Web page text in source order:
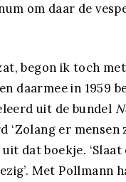
om daar de
begon ik toch
daarmee in 1959
uit de bundel
‘Zolang er
dat boekje. ‘Slaat
Met Pollmann